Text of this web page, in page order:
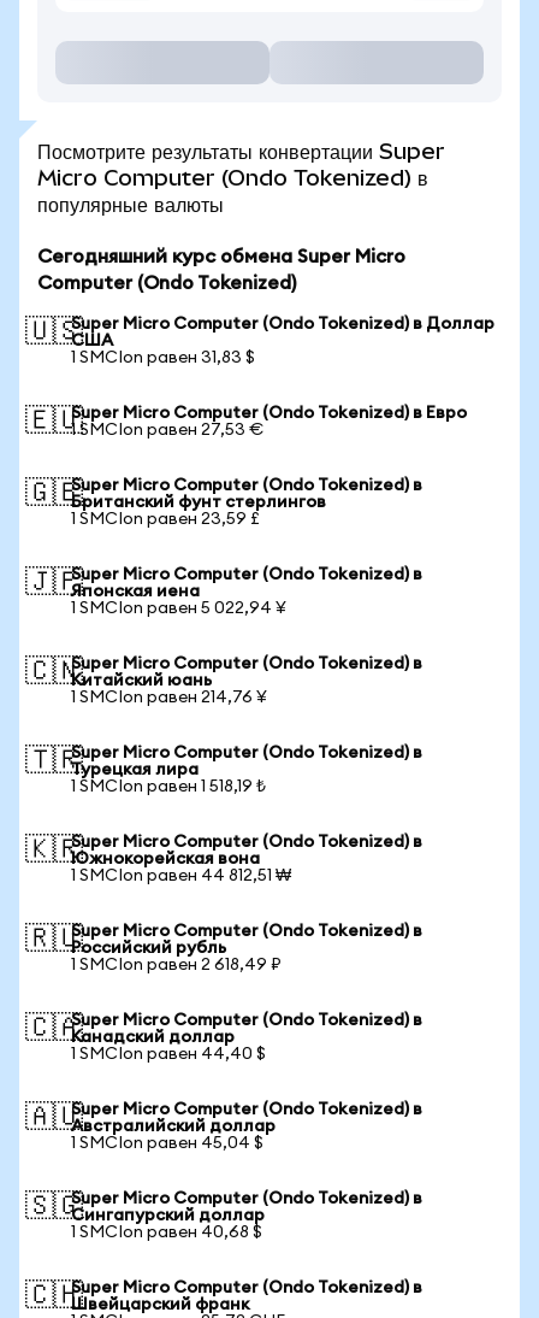
Посмотрите результаты конвертации Super
Micro Computer (Ondo Tokenized) в
популярные валюты
Сегодняшний курс обмена Super Micro
Computer (Ondo Tokenized)
🇺🇸Super Micro Computer (Ondo Tokenized) в Доллар
США
1 SMCIon равен 31,83 $
🇪🇺Super Micro Computer (Ondo Tokenized) в Евро
1 SMCIon равен 27,53 €
🇬🇧Super Micro Computer (Ondo Tokenized) в
Британский фунт стерлингов
1 SMCIon равен 23,59 £
🇯🇵Super Micro Computer (Ondo Tokenized) в
Японская иена
1 SMCIon равен 5 022,94 ¥
🇨🇳Super Micro Computer (Ondo Tokenized) в
Китайский юань
1 SMCIon равен 214,76 ¥
🇹🇷Super Micro Computer (Ondo Tokenized) в
Турецкая лира
1 SMCIon равен 1 518,19 ₺
🇰🇷Super Micro Computer (Ondo Tokenized) в
Южнокорейская вона
1 SMCIon равен 44 812,51 ₩
🇷🇺Super Micro Computer (Ondo Tokenized) в
Российский рубль
1 SMCIon равен 2 618,49 ₽
🇨🇦Super Micro Computer (Ondo Tokenized) в
Канадский доллар
1 SMCIon равен 44,40 $
🇦🇺Super Micro Computer (Ondo Tokenized) в
Австралийский доллар
1 SMCIon равен 45,04 $
🇸🇬Super Micro Computer (Ondo Tokenized) в
Сингапурский доллар
1 SMCIon равен 40,68 $
🇨🇭Super Micro Computer (Ondo Tokenized) в
Швейцарский франк